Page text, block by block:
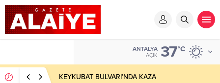
ANTALYA
AÇIK 37°C
KEYKUBAT BULVARI’NDA KAZA